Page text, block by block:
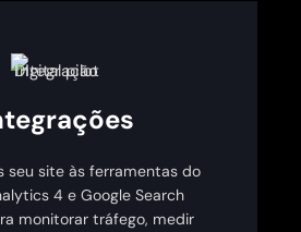
seu site às ferramentas do
4 e Google Search
monitorar tráfego, medir